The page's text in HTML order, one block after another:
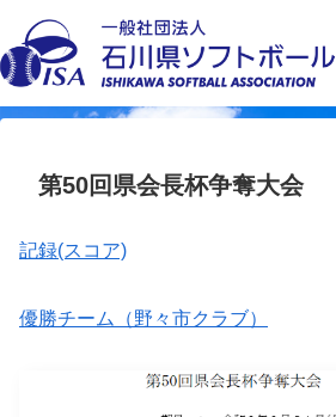
第50回県会長杯争奪大会
記録(スコア)
優勝チーム（野々市クラブ）